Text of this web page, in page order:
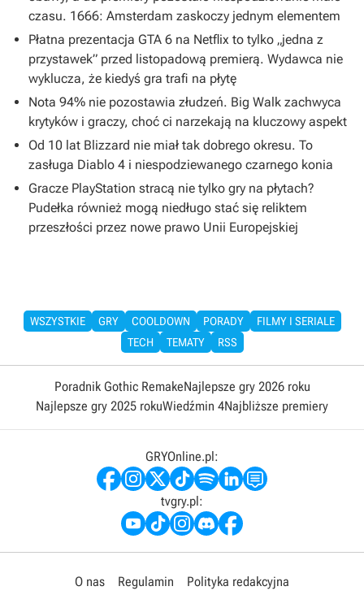
czasu. 1666: Amsterdam zaskoczy jednym elementem
Płatna prezentacja GTA 6 na Netflix to tylko „jedna z
przystawek” przed listopadową premierą. Wydawca nie
wyklucza, że kiedyś gra trafi na płytę
Nota 94% nie pozostawia złudzeń. Big Walk zachwyca
krytyków i graczy, choć ci narzekają na kluczowy aspekt
Od 10 lat Blizzard nie miał tak dobrego okresu. To
zasługa Diablo 4 i niespodziewanego czarnego konia
Gracze PlayStation stracą nie tylko gry na płytach?
Pudełka również mogą niedługo stać się reliktem
przeszłości przez nowe prawo Unii Europejskiej
WSZYSTKIE GRY COOLDOWN PORADY
FILMY I SERIALE
TECH
TEMATY RSS
Poradnik Gothic RemakeNajlepsze gry 2026 roku
Najlepsze gry 2025 rokuWiedźmin 4Najbliższe premiery
GRYOnline.pl:
tvgry.pl:
O nas Regulamin Polityka redakcyjna